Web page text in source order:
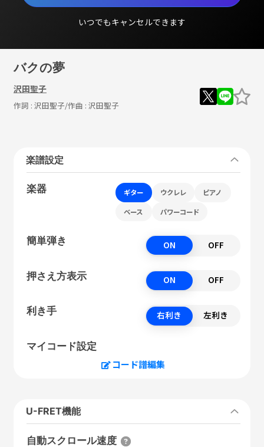
いつでもキャンセルできます
バクの夢
沢田聖子
作詞 : 沢田聖子/作曲 : 沢田聖子
楽譜設定
楽器 ギター ウクレレ ピアノ
ベース パワーコード
簡単弾き ON OFF
押さえ方表示 ON OFF
利き手 右利き 左利き
マイコード設定
コード譜編集
U-FRET機能
自動スクロール速度